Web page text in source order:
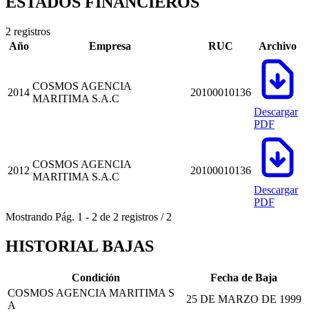
2 registros
Año
Empresa RUC Archivo
2014
COSMOS AGENCIA
MARITIMA S.A.C
20100010136
Descargar
PDF
2012
COSMOS AGENCIA
MARITIMA S.A.C
20100010136
Descargar
PDF
Mostrando Pág. 1 - 2 de 2 registros / 2
HISTORIAL BAJAS
Condición
Fecha de Baja
COSMOS AGENCIA MARITIMA S
A
25 DE MARZO DE 1999